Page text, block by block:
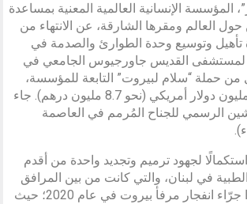
المؤسسة الإنسانية العالمية المعنية بمساعدة
حول العالم ومقرها الشارقة، عن الانتهاء من
تأهيل وتوسيع وحدة الطوارئ والصدمة في
لمستشفى القديس جاورجيوس الجامعي في
من حملة “سلام لبيروت” التابعة للمؤسسة،
وبتكلفة بلغت 2.36 مليون دولار أمريكي (نحو 8.7 مليون درهم). جاء
الرسمي للجناح المُرمم في العاصمة
لجهود ترميم وتجديد واحدة من أقدم
في لبنان، والتي كانت من بين المرافق
الصحية الأكثر تضررًا جرّاء انفجار مرفأ بيروت في عام 2020؛ حيث